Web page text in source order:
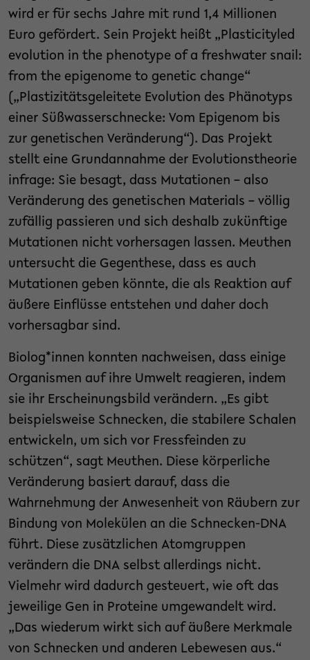
wird er für sechs Jahre mit rund 1,4 Millionen
Euro gefördert. Sein Projekt heißt „Plasticityled
evolution in the phenotype of a freshwater snail:
from the epigenome to genetic change“
(„Plastizitätsgeleitete Evolution des Phänotyps
einer Süßwasserschnecke: Vom Epigenom bis
zur genetischen Veränderung“). Das Projekt
stellt eine Grundannahme der Evolutionstheorie
infrage: Sie besagt, dass Mutationen – also
Veränderung des genetischen Materials – völlig
zufällig passieren und sich deshalb zukünftige
Mutationen nicht vorhersagen lassen. Meuthen
untersucht die Gegenthese, dass es auch
Mutationen geben könnte, die als Reaktion auf
äußere Einflüsse entstehen und daher doch
vorhersagbar sind.
Biolog*innen konnten nachweisen, dass einige
Organismen auf ihre Umwelt reagieren, indem
sie ihr Erscheinungsbild verändern. „Es gibt
beispielsweise Schnecken, die stabilere Schalen
entwickeln, um sich vor Fressfeinden zu
schützen“, sagt Meuthen. Diese körperliche
Veränderung basiert darauf, dass die
Wahrnehmung der Anwesenheit von Räubern zur
Bindung von Molekülen an die Schnecken-DNA
führt. Diese zusätzlichen Atomgruppen
verändern die DNA selbst allerdings nicht.
Vielmehr wird dadurch gesteuert, wie oft das
jeweilige Gen in Proteine umgewandelt wird.
„Das wiederum wirkt sich auf äußere Merkmale
von Schnecken und anderen Lebewesen aus.“